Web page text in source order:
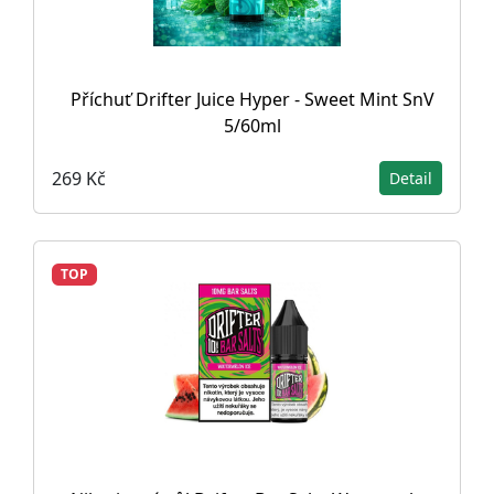
Příchuť Drifter Juice Hyper - Sweet Mint SnV
5/60ml
269 Kč Detail
TOP